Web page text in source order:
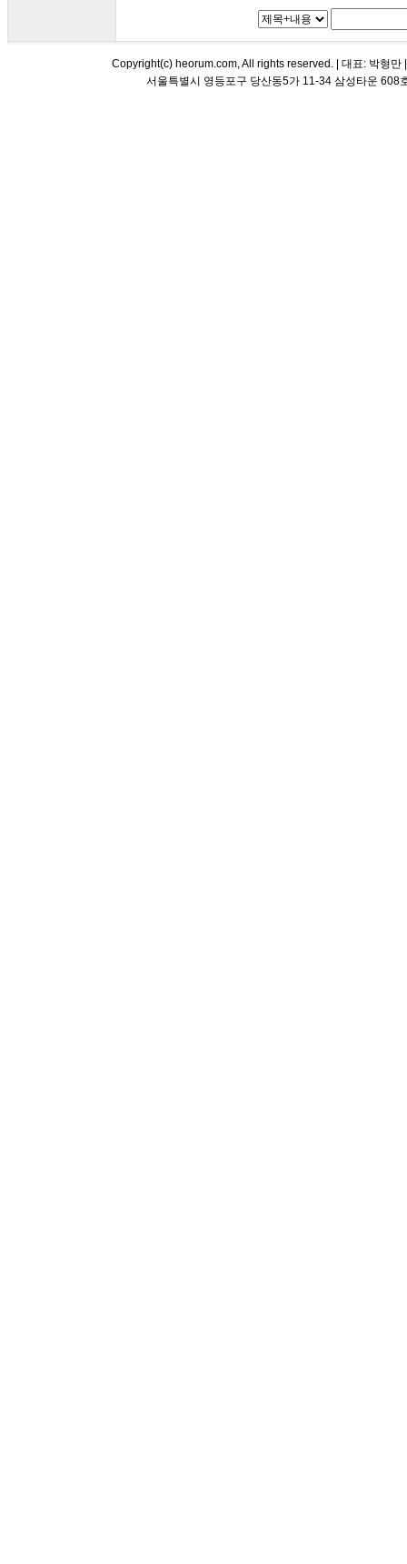
Copyright(c) heorum.com, All rights reserved. | 대표: 박형
서울특별시 영등포구 당산동5가 11-34 삼성타운